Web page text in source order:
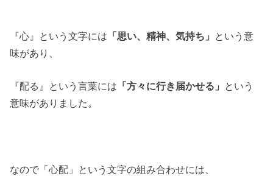
『心』という文字には 「思い、精神、気持ち」 という意
味があり、
『配る』という言葉には 「方々に行き届かせる」 という
意味がありました。
なので「心配」という文字の組み合わせには、